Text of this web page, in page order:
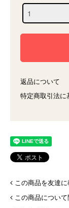
返品について
特定商取引法に
この商品を友達に
この商品につい